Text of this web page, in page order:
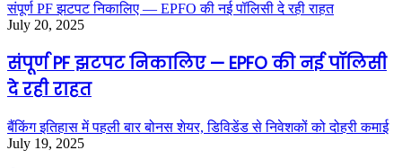
संपूर्ण PF झटपट निकालिए — EPFO की नई पॉलिसी दे रही राहत
July 20, 2025
संपूर्ण PF झटपट निकालिए — EPFO की नई पॉलिसी
दे रही राहत
बैंकिंग इतिहास में पहली बार बोनस शेयर, डिविडेंड से निवेशकों को दोहरी कमाई
July 19, 2025